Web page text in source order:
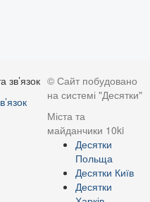
зв’язок © Сайт побудовано
на системі "Десятки"
Міста та
майданчики 10ki
Десятки
Польща
Десятки Київ
Десятки